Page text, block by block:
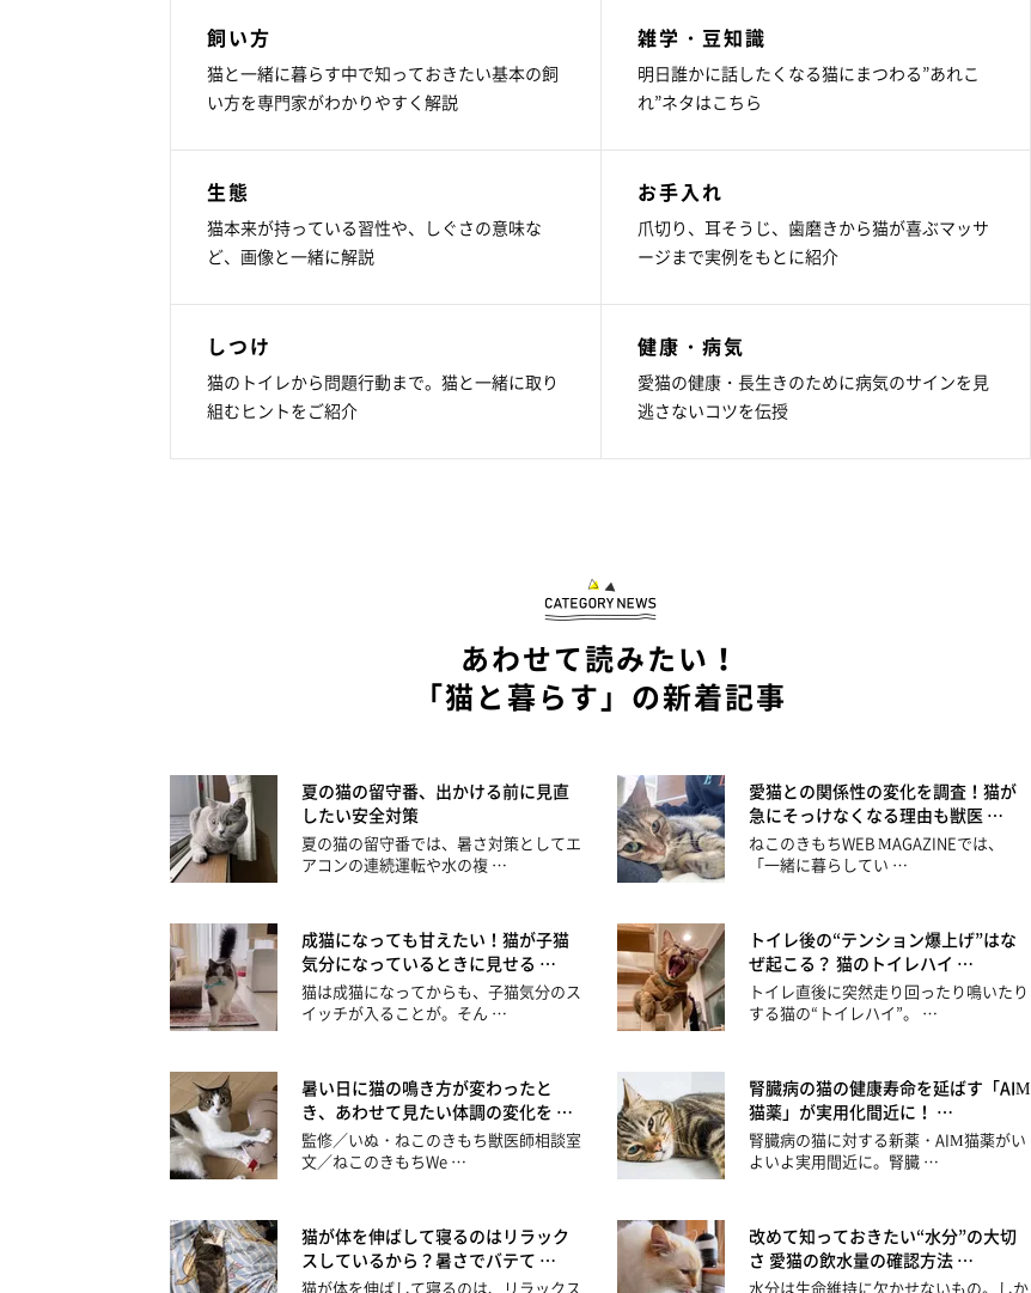
飼い方
猫と一緒に暮らす中で知っておきたい基本の飼
い方を専門家がわかりやすく解説
雑学・豆知識
明日誰かに話したくなる猫にまつわる”あれこ
れ”ネタはこちら
生態
猫本来が持っている習性や、しぐさの意味な
ど、画像と一緒に解説
お手入れ
爪切り、耳そうじ、歯磨きから猫が喜ぶマッサ
ージまで実例をもとに紹介
しつけ
猫のトイレから問題行動まで。猫と一緒に取り
組むヒントをご紹介
健康・病気
愛猫の健康・長生きのために病気のサインを見
逃さないコツを伝授
あわせて読みたい！
「猫と暮らす」の新着記事
夏の猫の留守番、出かける前に見直
したい安全対策
夏の猫の留守番では、暑さ対策としてエ
アコンの連続運転や水の複 …
愛猫との関係性の変化を調査！猫が
急にそっけなくなる理由も獣医 …
ねこのきもちWEB MAGAZINEでは、
「一緒に暮らしてい …
成猫になっても甘えたい！猫が子猫
気分になっているときに見せる …
猫は成猫になってからも、子猫気分のス
イッチが入ることが。そん …
トイレ後の“テンション爆上げ”はな
ぜ起こる？ 猫のトイレハイ …
トイレ直後に突然走り回ったり鳴いたり
する猫の“トイレハイ”。 …
暑い日に猫の鳴き方が変わったと
き、あわせて見たい体調の変化を …
監修／いぬ・ねこのきもち獣医師相談室
文／ねこのきもちWe …
腎臓病の猫の健康寿命を延ばす「AIM
猫薬」が実用化間近に！ …
腎臓病の猫に対する新薬・AIM猫薬がい
よいよ実用間近に。腎臓 …
猫が体を伸ばして寝るのはリラック
スしているから？暑さでバテて …
猫が体を伸ばして寝るのは、リラックス
改めて知っておきたい“水分”の大切
さ 愛猫の飲水量の確認方法 …
水分は生命維持に欠かせないもの。しか